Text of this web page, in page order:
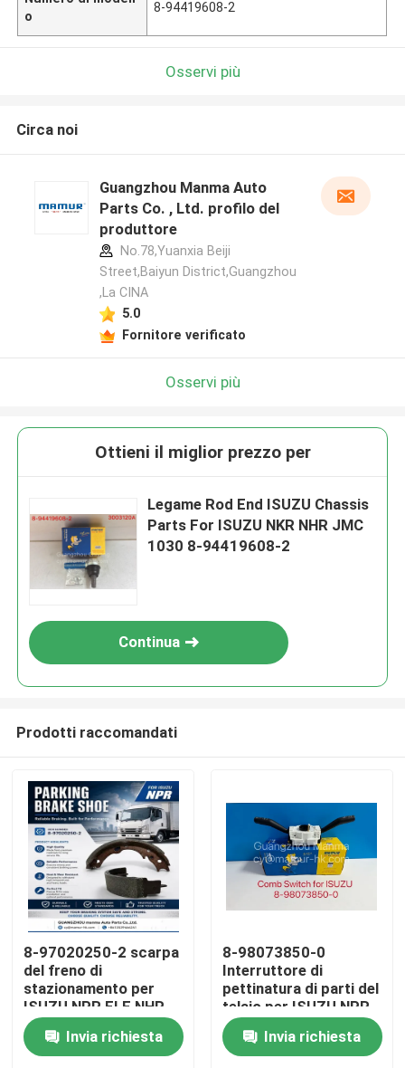
Casa
o
8-94419608-2
Osservi più
Circa noi
Guangzhou Manma Auto
Parts Co. , Ltd. profilo del
produttore
No.78,Yuanxia Beiji
Street,Baiyun District,Guangzhou
,La CINA
5.0
Fornitore verificato
Osservi più
Ottieni il miglior prezzo per
Legame Rod End ISUZU Chassis
Parts For ISUZU NKR NHR JMC
1030 8-94419608-2
Continua
Prodotti raccomandati
8-97020250-2 scarpa
del freno di
stazionamento per
ISUZU NPR ELF NHR
Invia richiesta
8-98073850-0
Interruttore di
pettinatura di parti del
telaio per ISUZU NPR
NQR NNR
Invia richiesta